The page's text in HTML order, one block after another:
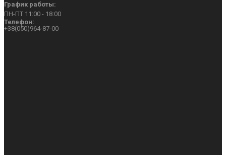
График работы:
ПН-ПТ 11:00 - 18:00
Телефон:
+38(050)964-87-00